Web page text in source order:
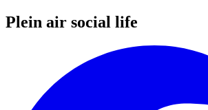
Plein air social life